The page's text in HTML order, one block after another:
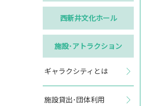
西新井文化ホール
施設･アトラクション
ギャラクシティとは
施設貸出･団体利用